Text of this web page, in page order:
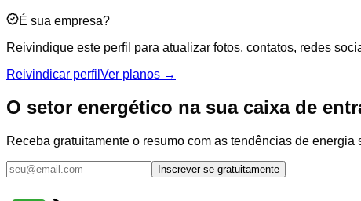
É sua empresa?
Reivindique este perfil para atualizar fotos, contatos, redes
Reivindicar perfil Ver planos →
O setor energético na sua caixa de
Receba gratuitamente o resumo com as tendências de
Inscrever-se gratuitamente